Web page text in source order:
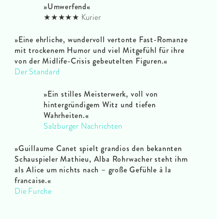
»Umwerfend«
★★★★★ Kurier
»Eine ehrliche, wundervoll vertonte Fast-Romanze
mit trockenem Humor und viel Mitgefühl für ihre
von der Midlife-Crisis gebeutelten Figuren.«
Der Standard
»Ein stilles Meisterwerk, voll von
hintergründigem Witz und tiefen
Wahrheiten.«
Salzburger Nachrichten
»Guillaume Canet spielt grandios den bekannten
Schauspieler Mathieu, Alba Rohrwacher steht ihm
als Alice um nichts nach – große Gefühle à la
francaise.«
Die Furche